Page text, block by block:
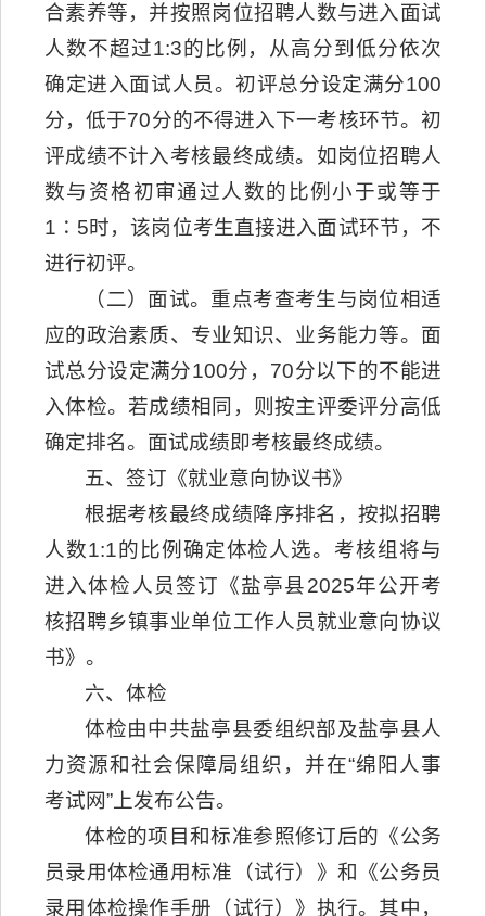
合素养等，并按照岗位招聘人数与进入面试
人数不超过1:3的比例，从高分到低分依次
确定进入面试人员。初评总分设定满分100
分，低于70分的不得进入下一考核环节。初
评成绩不计入考核最终成绩。如岗位招聘人
数与资格初审通过人数的比例小于或等于
1∶5时，该岗位考生直接进入面试环节，不
进行初评。
（二）面试。重点考查考生与岗位相适
应的政治素质、专业知识、业务能力等。面
试总分设定满分100分，70分以下的不能进
入体检。若成绩相同，则按主评委评分高低
确定排名。面试成绩即考核最终成绩。
五、签订《就业意向协议书》
根据考核最终成绩降序排名，按拟招聘
人数1:1的比例确定体检人选。考核组将与
进入体检人员签订《盐亭县2025年公开考
核招聘乡镇事业单位工作人员就业意向协议
书》。
六、体检
体检由中共盐亭县委组织部及盐亭县人
力资源和社会保障局组织，并在“绵阳人事
考试网”上发布公告。
体检的项目和标准参照修订后的《公务
员录用体检通用标准（试行）》和《公务员
录用体检操作手册（试行）》执行。其中，